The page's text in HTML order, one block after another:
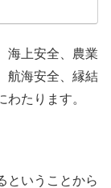
海上安全、農業
航海安全、縁結
たります。
ということから